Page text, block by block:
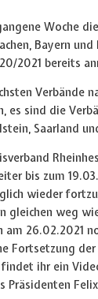
Woche
Bayern
2021 bereits
Verbände
es sind die
Saarland
bis zum
wieder
gleichen weg
am 26.02.2021
Fortsetzung der
ihr ein
Präsidenten